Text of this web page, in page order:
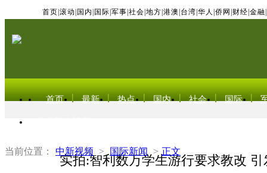
首页 滚动 国内 国际 军事 社会 地方 港澳 台湾 华人 侨网 财经 金融
首页 最新 热点 国内 社会 国际
当前位置： 中新视频 > 国际新闻 > 正文
实拍:智利数万学生游行要求教改